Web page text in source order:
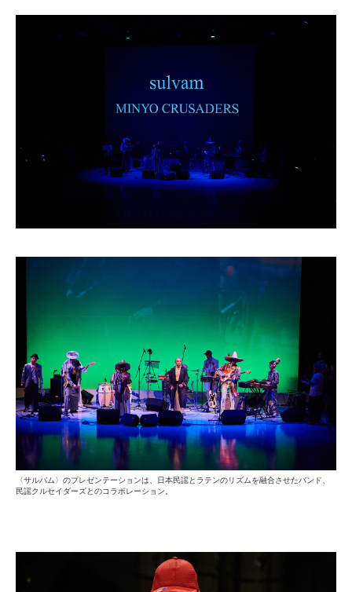
〈サルバム〉のプレゼンテーションは、日本民謡とラテンのリズムを融合させたバンド、
民謡クルセイダーズとのコラボレーション。